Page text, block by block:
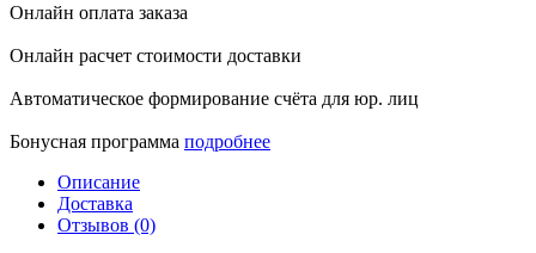
Онлайн оплата заказа
Онлайн расчет стоимости доставки
Автоматическое формирование счёта для юр. лиц
Бонусная программа подробнее
Описание
Доставка
Отзывов (0)